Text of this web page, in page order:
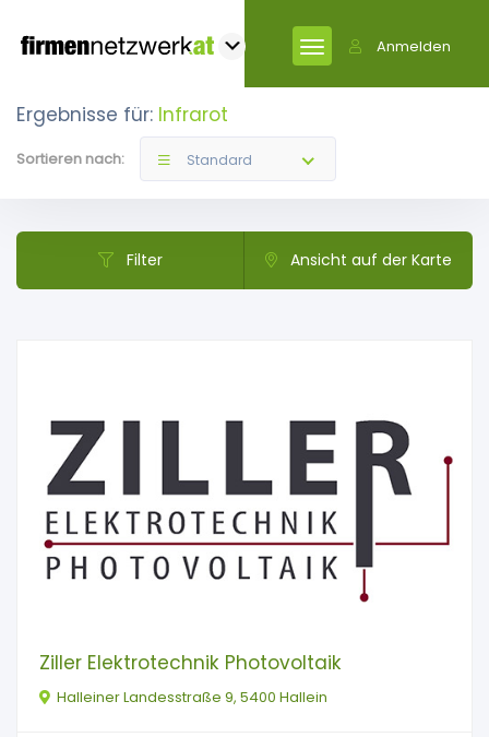
Anmelden
Ergebnisse für: Infrarot
Sortieren nach: Standard
Filter Ansicht auf der Karte
Ziller Elektrotechnik Photovoltaik
Halleiner Landesstraße 9, 5400 Hallein